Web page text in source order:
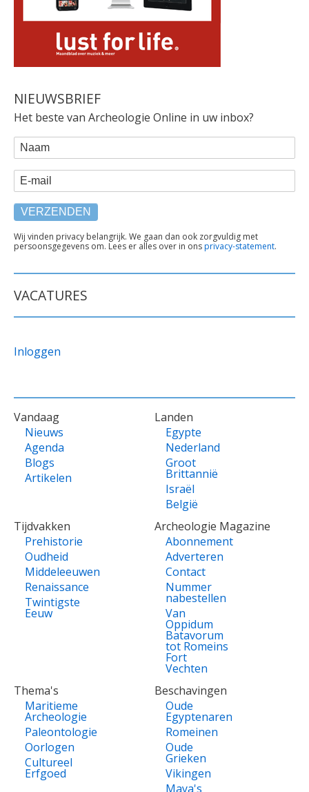
NIEUWSBRIEF
Het beste van Archeologie Online in uw inbox?
WEBFORM
Naam
E-mail
TEKST
ONDER
Wij vinden privacy belangrijk. We gaan dan ook zorgvuldig met
persoonsgegevens om. Lees er alles over in onsprivacy-statement.
VACATURES
Inloggen
VOET
Vandaag
Nieuws
Agenda
Blogs
Artikelen
Landen
Egypte
Nederland
Groot
Brittannië
Israël
België
Tijdvakken
Prehistorie
Oudheid
Middeleeuwen
Renaissance
Twintigste
Eeuw
Archeologie Magazine
Abonnement
Adverteren
Contact
Nummer
nabestellen
Van
Oppidum
Batavorum
tot Romeins
Fort
Vechten
Thema's
Maritieme
Archeologie
Paleontologie
Oorlogen
Cultureel
Erfgoed
Beschavingen
Oude
Egyptenaren
Romeinen
Oude
Grieken
Vikingen
Maya's